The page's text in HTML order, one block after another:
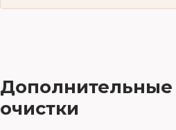
Дополнительные
очистки